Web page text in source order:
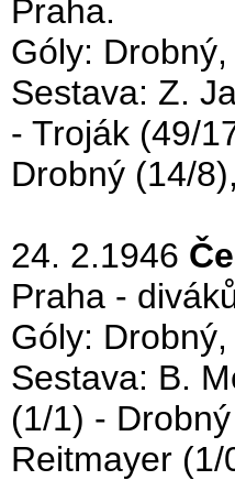
Praha.
Góly:
Sestava: Z.
- Troják (49/
Drobný (14/
24. 2.1946
Praha -
Góly:
Sestava: B.
(1/1) -
Reitmayer